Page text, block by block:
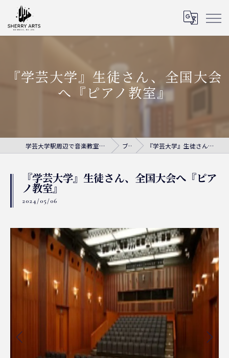
『学芸大学』生徒さん、全国大会
へ『ピアノ教室』
学芸大学駅周辺で音楽教室ならシェリー・アーツ音楽教室 ブログ 『学芸大学』生徒さん、全国大会へ『ピアノ教室』
『学芸大学』生徒さん、全国大会へ『ピア
ノ教室』
2024/05/06